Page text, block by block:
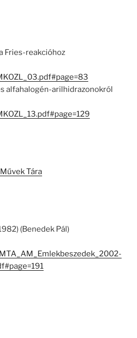
Fries-reakcióhoz
alfahalogén-arilhidrazonokról
Tára
(Benedek Pál)